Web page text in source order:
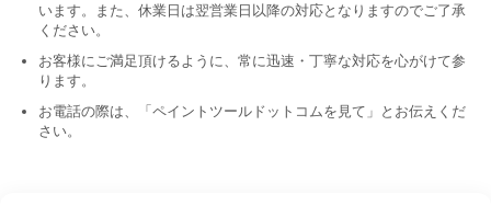
います。また、休業日は翌営業日以降の対応となりますのでご了承
ください。
お客様にご満足頂けるように、常に迅速・丁寧な対応を心がけて参
ります。
お電話の際は、「ペイントツールドットコムを見て」とお伝えくだ
さい。